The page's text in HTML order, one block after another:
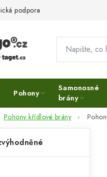
podpora
Pohony
Samonosné
brány
Pohony křídlové brány